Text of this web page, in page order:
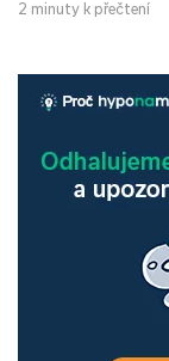
2 minuty k přečtení